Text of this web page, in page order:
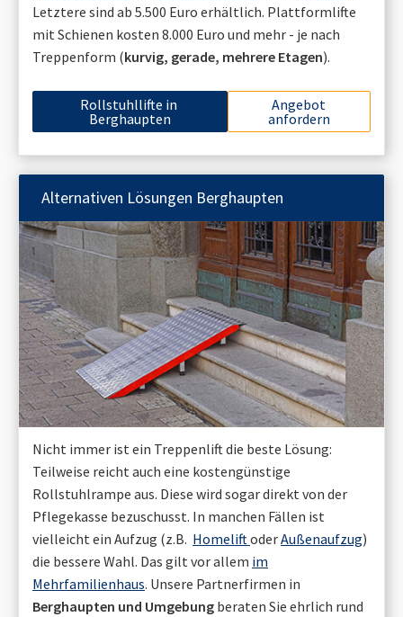
Letztere sind ab 5.500 Euro erhältlich. Plattformlifte
mit Schienen kosten 8.000 Euro und mehr - je nach
Treppenform (kurvig, gerade, mehrere Etagen).
Rollstuhllifte in
Berghaupten
Angebot
anfordern
Alternativen Lösungen Berghaupten
Nicht immer ist ein Treppenlift die beste Lösung:
Teilweise reicht auch eine kostengünstige
Rollstuhlrampe aus. Diese wird sogar direkt von der
Pflegekasse bezuschusst. In manchen Fällen ist
vielleicht ein Aufzug (z.B. HomeliftoderAußenaufzug)
die bessere Wahl. Das gilt vor allem im
Mehrfamilienhaus. Unsere Partnerfirmen in
Berghaupten und Umgebung beraten Sie ehrlich rund